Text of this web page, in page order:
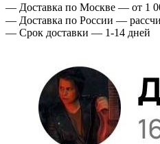
— Доставка по Москве — от 1
— Доставка по России —
— Срок доставки — 1-14 дней